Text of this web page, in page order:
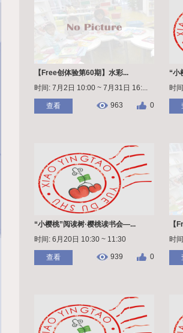
【Free创体验第60期】水彩...
时间: 7月2日 10:00 ~ 7月31日 16:...
查看 0
963
“小
时
“小樱桃”阅读树·樱桃读书会—...
时间: 6月20日 10:30 ~ 11:30
查看 0
939
【
时